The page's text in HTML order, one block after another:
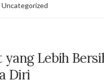
Uncategorized
Lebih
Diri